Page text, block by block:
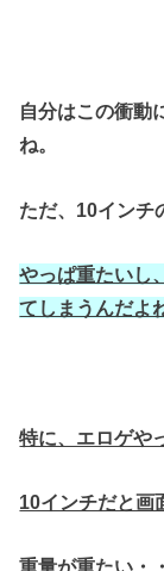
自分はこの衝動
ね。
ただ、10インチ
やっぱ重たいし
てしまうんだよ
特に、エロゲや
10インチだと画